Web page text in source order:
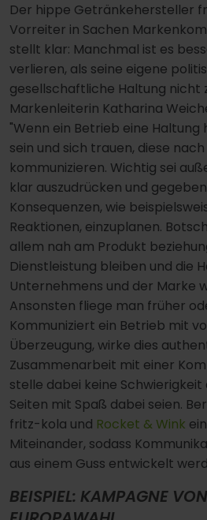
Der hippe Getränkehersteller
Vorreiter in Sachen
stellt klar: Manchmal ist es
verlieren, als seine eigene
gesellschaftliche Haltung nicht
Markenleiterin Katharina
"Wenn ein Betrieb eine
sein und sich trauen, diese
kommunizieren. Wichtig sei
klar auszudrücken und
Konsequenzen, wie
Reaktionen, einzuplanen.
allem nah am Produkt
Dienstleistung bleiben und die
Unternehmens und der Marke
Ansonsten fliege man früher
Kommuniziert ein Betrieb mit
Überzeugung, wirke dies
Zusammenarbeit mit einer
stelle dabei keine Schwierigkeit
Seiten mit Spaß dabei seien.
fritz-kola und Rocket & Wink
Miteinander, sodass
aus einem Guss entwickelt
BEISPIEL: KAMPAGNE